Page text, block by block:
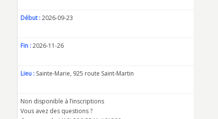
Début :2026-09-23
Fin :2026-11-26
Lieu : Sainte-Marie, 925 route Saint-Martin
Non disponible à l’inscriptions
Vous avez des questions ?